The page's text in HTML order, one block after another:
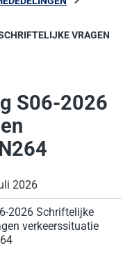
VRAGEN
S06-2026
2026
2026 Schriftelijke
verkeerssituatie